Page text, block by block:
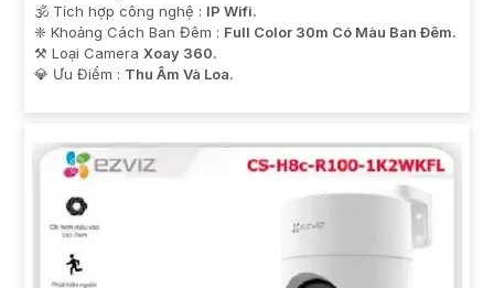
🕉️ Tích hợp công nghệ : IP Wifi.
❈ Khoảng Cách Ban Đêm : Full Color 30m Có Màu Ban Ðêm.
⚒ Loại Camera Xoay 360.
️💎 Ưu Điểm : Thu Âm Và Loa.